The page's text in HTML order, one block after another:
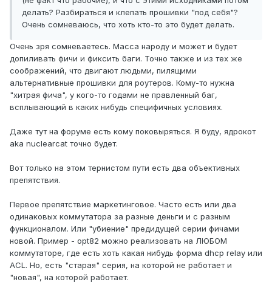
делать? Разбираться и клепать прошивки "под себя"?
Очень сомневаюсь, что хоть кто-то это будет делать.
Очень зря сомневаетесь. Масса народу и может и будет
допиливать фичи и фиксить баги. Точно также и из тех же
соображений, что двигают людьми, пилящими
альтернативные прошивки для роутеров. Кому-то нужна
"хитрая фича", у кого-то годами не правленный баг,
всплывающий в каких нибудь специфичных условиях.
Даже тут на форуме есть кому поковыряться. Я буду, ядрокот
aka nuclearcat точно будет.
Вот только на этом тернистом пути есть два объективных
препятствия.
Первое препятствие маркетинговое. Часто есть или два
одинаковых коммутатора за разные деньги и с разным
функционалом. Или "убиение" предидущей серии фичами
новой. Пример - opt82 можно реализовать на ЛЮБОМ
коммутаторе, где есть хоть какая нибудь форма dhcp relay или
ACL. Но, есть "старая" серия, на которой не работает и
"новая", на которой работает.